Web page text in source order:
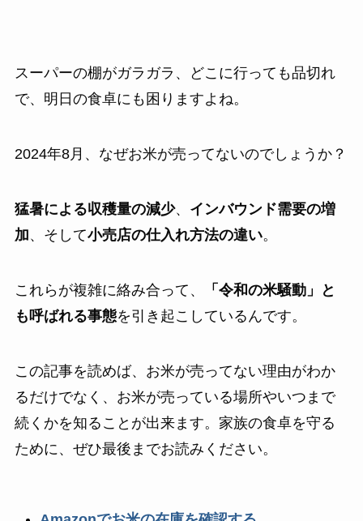
スーパーの棚がガラガラ、どこに行っても品切れ
で、明日の食卓にも困りますよね。
2024年8月、なぜお米が売ってないのでしょうか？
猛暑による収穫量の減少、 インバウンド需要の増
加、そして小売店の仕入れ方法の違い。
これらが複雑に絡み合って、
「令和の米騒動」と
も呼ばれる事態を引き起こしているんです。
この記事を読めば、お米が売ってない理由がわか
るだけでなく、お米が売っている場所やいつまで
続くかを知ることが出来ます。家族の食卓を守る
ために、ぜひ最後までお読みください。